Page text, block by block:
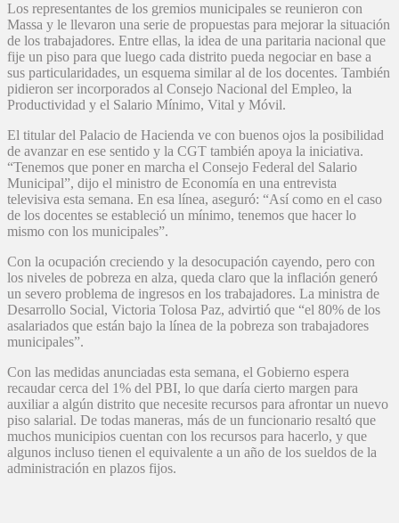
Los representantes de los gremios municipales se reunieron con
Massa y le llevaron una serie de propuestas para mejorar la situación
de los trabajadores. Entre ellas, la idea de una paritaria nacional que
fije un piso para que luego cada distrito pueda negociar en base a
sus particularidades, un esquema similar al de los docentes. También
pidieron ser incorporados al Consejo Nacional del Empleo, la
Productividad y el Salario Mínimo, Vital y Móvil.
El titular del Palacio de Hacienda ve con buenos ojos la posibilidad
de avanzar en ese sentido y la CGT también apoya la iniciativa.
“Tenemos que poner en marcha el Consejo Federal del Salario
Municipal”, dijo el ministro de Economía en una entrevista
televisiva esta semana. En esa línea, aseguró: “Así como en el caso
de los docentes se estableció un mínimo, tenemos que hacer lo
mismo con los municipales”.
Con la ocupación creciendo y la desocupación cayendo, pero con
los niveles de pobreza en alza, queda claro que la inflación generó
un severo problema de ingresos en los trabajadores. La ministra de
Desarrollo Social, Victoria Tolosa Paz, advirtió que “el 80% de los
asalariados que están bajo la línea de la pobreza son trabajadores
municipales”.
Con las medidas anunciadas esta semana, el Gobierno espera
recaudar cerca del 1% del PBI, lo que daría cierto margen para
auxiliar a algún distrito que necesite recursos para afrontar un nuevo
piso salarial. De todas maneras, más de un funcionario resaltó que
muchos municipios cuentan con los recursos para hacerlo, y que
algunos incluso tienen el equivalente a un año de los sueldos de la
administración en plazos fijos.